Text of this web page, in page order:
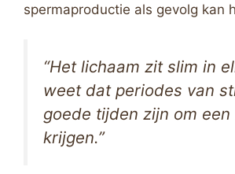
spermaproductie als gevolg kan
“Het lichaam zit slim in
weet dat periodes van
goede tijden zijn om
krijgen.”